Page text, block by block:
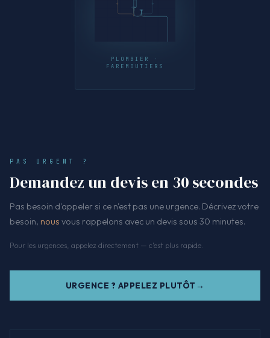
PLOMBIER ·
FAREMOUTIERS
PAS URGENT ?
Demandez un devis en 30 secondes
Pas besoin d'appeler si ce n'est pas une urgence. Décrivez votre
besoin, nous vous rappelons avec un devis sous 30 minutes.
Pour les urgences, appelez directement — c'est plus rapide.
URGENCE ? APPELEZ PLUTÔT